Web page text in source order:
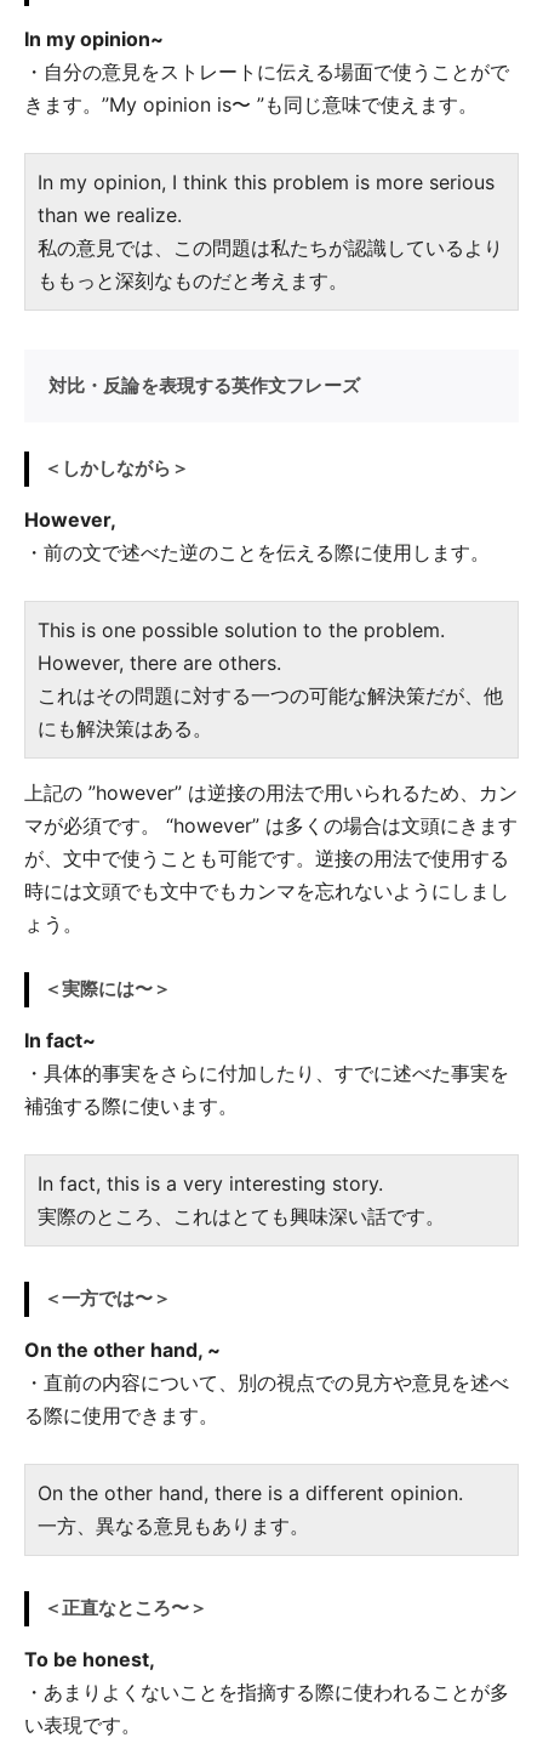
In my opinion~
・自分の意見をストレートに伝える場面で使うことがで
きます。”My opinion is〜 ”も同じ意味で使えます。
In my opinion, I think this problem is more serious
than we realize.
私の意見では、この問題は私たちが認識しているより
ももっと深刻なものだと考えます。
対比・反論を表現する英作文フレーズ
＜しかしながら＞
However,
・前の文で述べた逆のことを伝える際に使用します。
This is one possible solution to the problem.
However, there are others.
これはその問題に対する一つの可能な解決策だが、他
にも解決策はある。
上記の ”however” は逆接の用法で用いられるため、カン
マが必須です。 “however” は多くの場合は文頭にきます
が、文中で使うことも可能です。逆接の用法で使用する
時には文頭でも文中でもカンマを忘れないようにしまし
ょう。
＜実際には〜＞
In fact~
・具体的事実をさらに付加したり、すでに述べた事実を
補強する際に使います。
In fact, this is a very interesting story.
実際のところ、これはとても興味深い話です。
＜一方では〜＞
On the other hand, ~
・直前の内容について、別の視点での見方や意見を述べ
る際に使用できます。
On the other hand, there is a different opinion.
一方、異なる意見もあります。
＜正直なところ〜＞
To be honest,
・あまりよくないことを指摘する際に使われることが多
い表現です。